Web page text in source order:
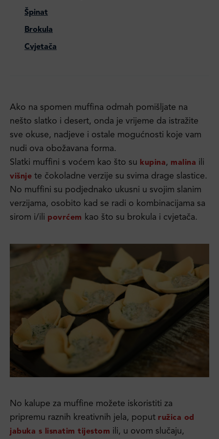
Špinat
Brokula
Cvjetača
Ako na spomen muffina odmah pomišljate na
nešto slatko i desert, onda je vrijeme da istražite
sve okuse, nadjeve i ostale mogućnosti koje vam
nudi ova obožavana forma.
Slatki muffini s voćem kao što su kupina, malina ili
višnje te čokoladne verzije su svima drage slastice.
No muffini su podjednako ukusni u svojim slanim
verzijama, osobito kad se radi o kombinacijama sa
sirom i/ili povrćem kao što su brokula i cvjetača.
No kalupe za muffine možete iskoristiti za
pripremu raznih kreativnih jela, poput ružica od
jabuka s lisnatim tijestom ili, u ovom slučaju,